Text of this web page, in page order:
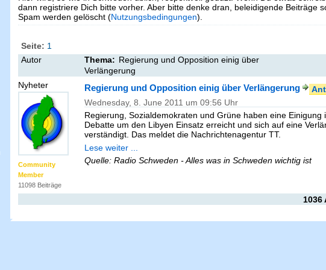
dann registriere Dich bitte vorher. Aber bitte denke dran, beleidigende Beiträge
Spam werden gelöscht (Nutzungsbedingungen).
Seite: 1
Autor
Thema: Regierung und Opposition einig über
Verlängerung
Nyheter
Community
Member
11098 Beiträge
Regierung und Opposition einig über Verlängerung
Wednesday, 8. June 2011 um 09:56 Uhr
Regierung, Sozialdemokraten und Grüne haben eine Einigung
Debatte um den Libyen Einsatz erreicht und sich auf eine
verständigt. Das meldet die Nachrichtenagentur TT.
Lese weiter ...
Quelle: Radio Schweden - Alles was in Schweden wichtig ist
1036